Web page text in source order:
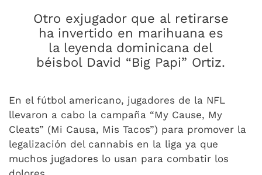
Otro exjugador que al retirarse
ha invertido en marihuana es
la leyenda dominicana del
béisbol David “Big Papi” Ortiz.
En el fútbol americano, jugadores de la NFL
llevaron a cabo la campaña “My Cause, My
Cleats” (Mi Causa, Mis Tacos”) para promover la
legalización del cannabis en la liga ya que
muchos jugadores lo usan para combatir los